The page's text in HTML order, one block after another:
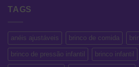
TAGS
anéis ajustáveis brinco de comida
brinco de pressão infantil brinco infantil